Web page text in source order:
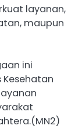
layanan,
maupun
ini